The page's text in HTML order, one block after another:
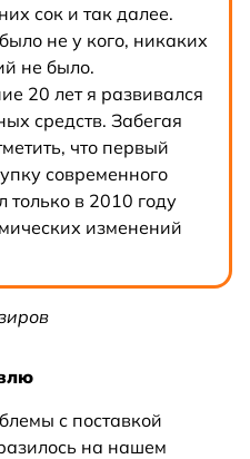
сок и так далее.
не у кого, никаких
не было.
20 лет я развивался
средств. Забегая
что первый
современного
только в 2010 году
изменений
с поставкой
на нашем